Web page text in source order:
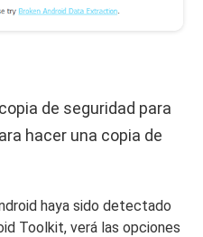
de seguridad para
hacer una copia de
haya sido detectado
Toolkit, verá las opciones